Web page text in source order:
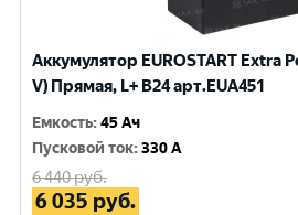
Аккумулятор EUROSTART Extra
V) Прямая, L+ B24 арт.EUA451
Емкость:45 Ач
Пусковой ток:330 A
6 440руб.
6 035 руб.